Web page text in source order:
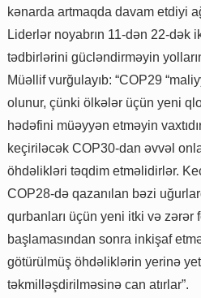
kənarda artmaqda davam etdiyi
Liderlər noyabrın 11-dən 22-dək
tədbirlərini gücləndirməyin
Müəllif vurğulayıb: “COP29
olunur, çünki ölkələr üçün yeni
hədəfini müəyyən etməyin
keçiriləcək COP30-dan əvvəl
öhdəlikləri təqdim etməlidirlər.
COP28-də qazanılan bəzi
qurbanları üçün yeni itki və
başlamasından sonra inkişaf
götürülmüş öhdəliklərin yerinə
təkmilləşdirilməsinə can atırlar”.